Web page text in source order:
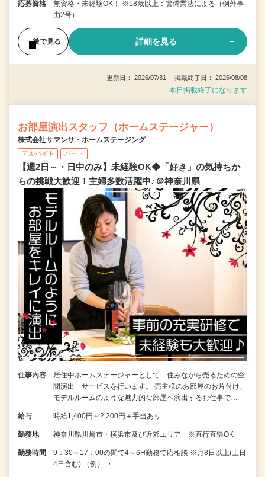
応募資格
無資格・未経験OK！ ※18歳以上：警備業法による（例外事
由2号）
後で見る 詳細を見る
更新日： 2026/07/31 掲載終了日： 2026/08/08
本日掲載終了になります
お部屋演出スタッフ（ホームステージャー）
株式会社サマンサ・ホームステージング
アルバイト パート
【週2日～・日中のみ】未経験OK◆「好き」の気持ちか
らの挑戦大歓迎！主婦多数活躍中♪＠神奈川県
仕事内容
居住中ホームステージャーとして「住みながら売るための空
間演出」サービスを行います。 売主様のお部屋のお片付け、
モデルルームのような魅力的な部屋へ演出するお仕事で…
給与 時給1,400円～2,200円＋手当あり
勤務地 神奈川県川崎市・横浜市及び近郊エリア ※直行直帰OK
勤務時間
9：30～17：00の間で4～6H勤務で応相談 ※月8日以上(土日
4日含む) （例） ・…